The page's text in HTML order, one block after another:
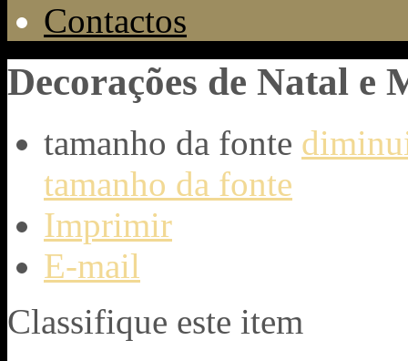
Contactos
Decorações de Natal e
tamanho da fonte
tamanho da fonte
Imprimir
E-mail
Classifique este item